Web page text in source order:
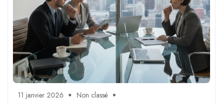
11 janvier 2026 Non classé